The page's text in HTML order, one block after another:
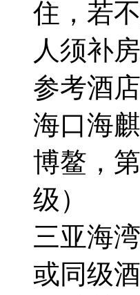
住，若
人须补
参考酒
海口海
博鳌，
级）
三亚海
或同级